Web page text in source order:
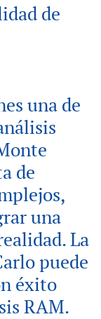
de
una de
de
una
La
puede
éxito
RAM.